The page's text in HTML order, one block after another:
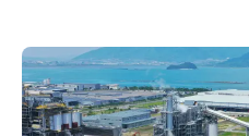
や国際協力機構からの初の
実現しました。ベトナムの
売電契約の難易度が高かっ
限までに営業運転を開始で